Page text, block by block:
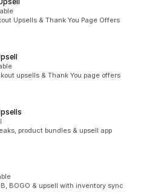
Upsells & Thank You Page Offers
upsells & Thank You page offers
product bundles & upsell app
BOGO & upsell with inventory sync